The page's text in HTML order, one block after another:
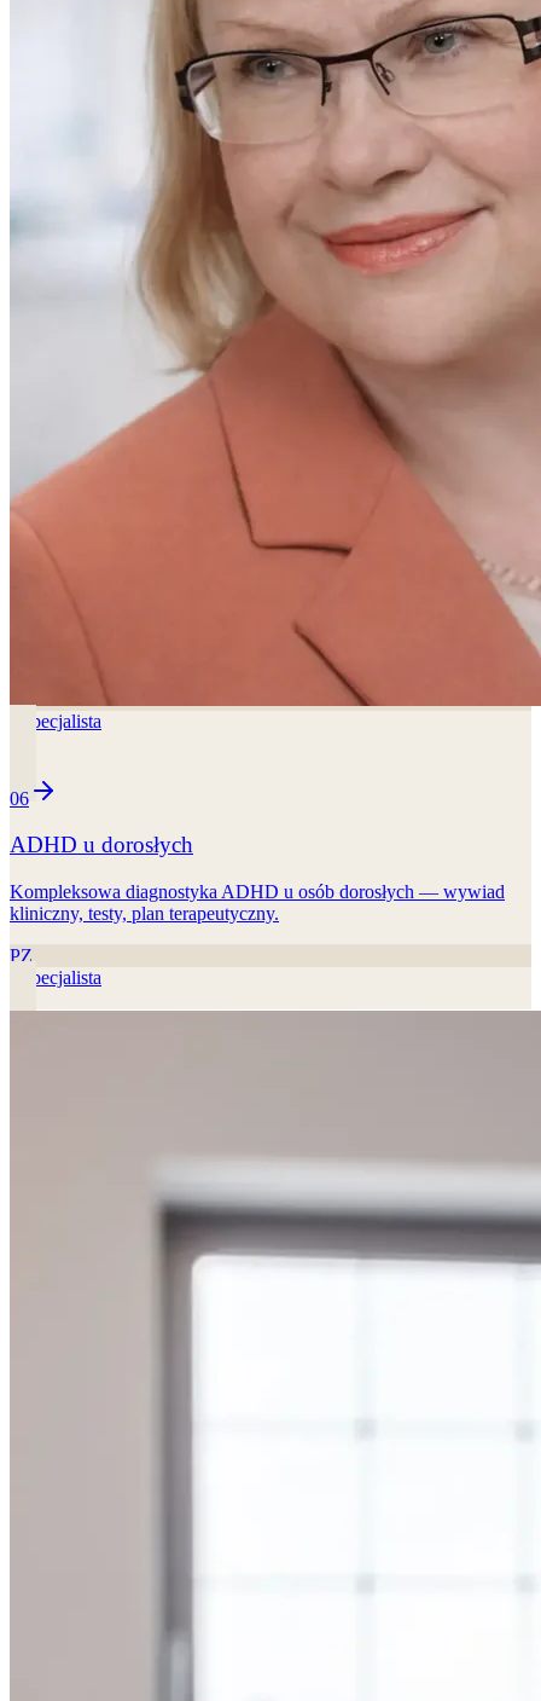
specjalista
06
ADHD u dorosłych
Kompleksowa diagnostyka ADHD u osób dorosłych — wywiad
kliniczny, testy, plan terapeutyczny.
PZ
specjalista